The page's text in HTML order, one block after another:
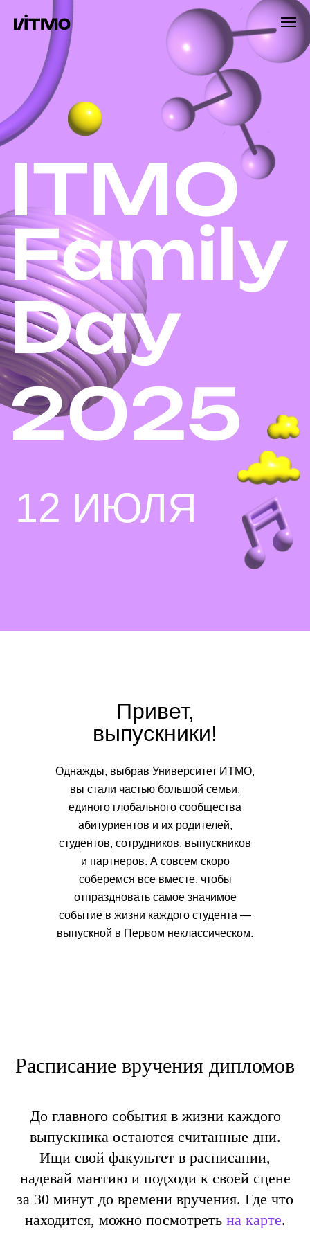
ITMO
Family
Day
2025
12 ИЮЛЯ
Привет,
выпускники!
Однажды, выбрав Университет ИТМО,
вы стали частью большой семьи,
единого глобального сообщества
абитуриентов и их родителей,
студентов, сотрудников, выпускников
и партнеров. А совсем скоро
соберемся все вместе, чтобы
отпраздновать самое значимое
событие в жизни каждого студента —
выпускной в Первом неклассическом.
Расписание вручения дипломов
До главного события в жизни каждого
выпускника остаются считанные дни.
Ищи свой факультет в расписании,
надевай мантию и подходи к своей сцене
за 30 минут до времени вручения. Где что
находится, можно посмотреть на карте.